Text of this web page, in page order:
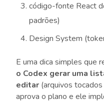
código-fonte React
padrões)
Design System
E uma dica simples que
o Codex gerar uma
editar (arquivos
aprova o plano e ele